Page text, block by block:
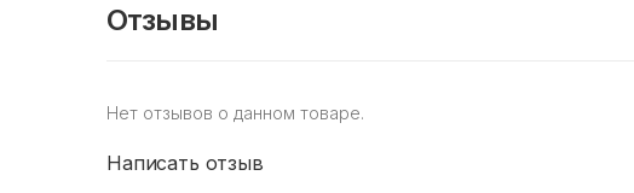
Отзывы
Нет отзывов о данном товаре.
Написать отзыв